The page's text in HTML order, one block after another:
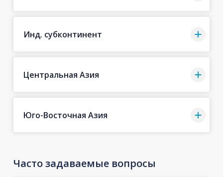
Инд. субконтинент
Центральная Азия
Юго-Восточная Азия
Часто задаваемые вопросы